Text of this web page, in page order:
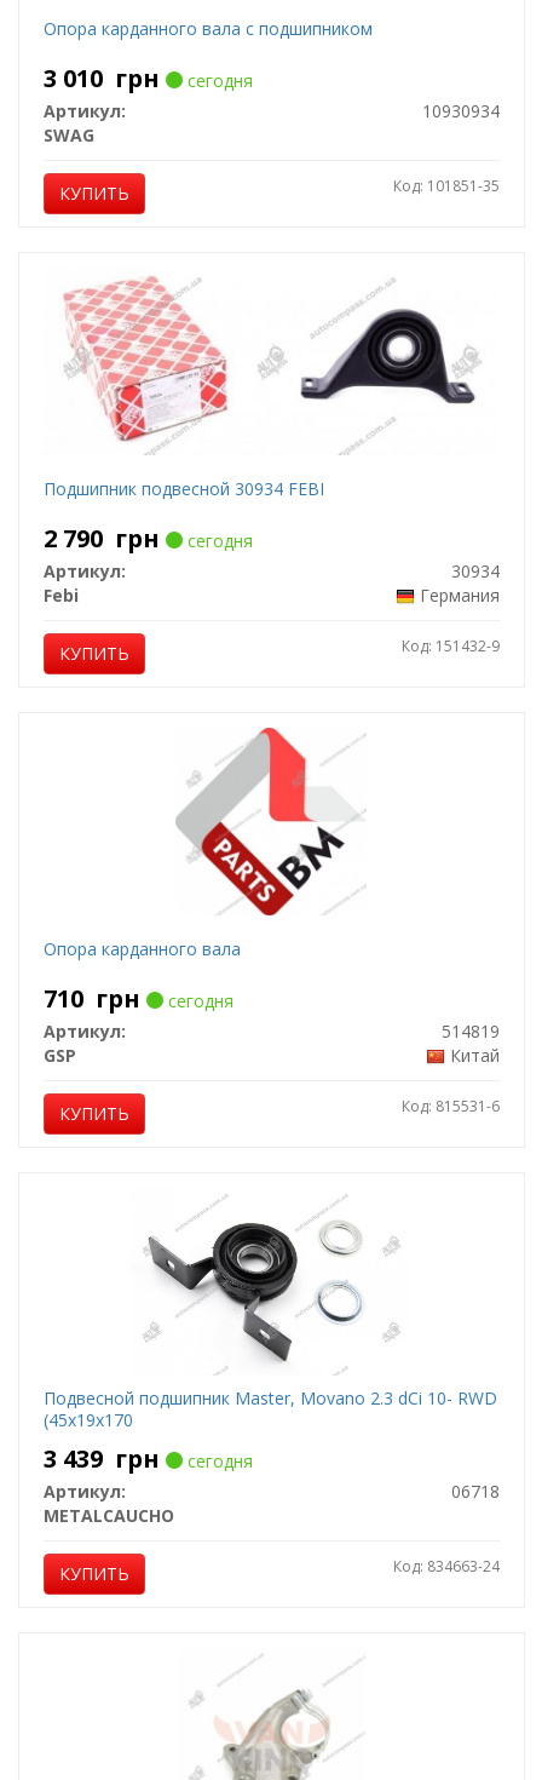
Опора карданного вала с подшипником
3 010 грн
сегодня
Артикул:
10930934
SWAG
КУПИТЬ Код: 101851-35
Подшипник подвесной 30934 FEBI
2 790 грн
сегодня
Артикул:
30934
Febi
Германия
КУПИТЬ Код: 151432-9
Опора карданного вала
710 грн
сегодня
Артикул:
514819
GSP
Китай
КУПИТЬ Код: 815531-6
Подвесной подшипник Master, Movano 2.3 dCi 10- RWD
(45x19x170
3 439 грн
сегодня
Артикул:
06718
METALCAUCHO
КУПИТЬ Код: 834663-24